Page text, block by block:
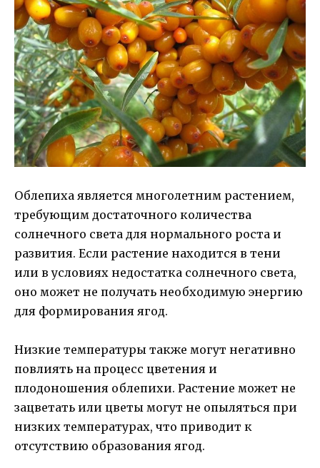
Облепиха является многолетним растением,
требующим достаточного количества
солнечного света для нормального роста и
развития. Если растение находится в тени
или в условиях недостатка солнечного света,
оно может не получать необходимую энергию
для формирования ягод.
Низкие температуры также могут негативно
повлиять на процесс цветения и
плодоношения облепихи. Растение может не
зацветать или цветы могут не опыляться при
низких температурах, что приводит к
отсутствию образования ягод.